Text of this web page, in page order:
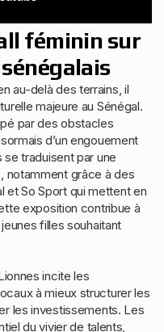
féminin sur
au-delà des terrains, il
majeure au Sénégal.
par des obstacles
d’un engouement
traduisent par une
notamment grâce à des
et So Sport qui mettent en
exposition contribue à
filles souhaitant
incite les
à mieux structurer les
les investissements. Les
du vivier de talents,